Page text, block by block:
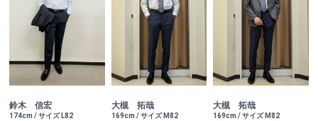
鈴木 信宏
174cm / サイズ L82
大槻 拓哉
169cm / サイズ M82
大槻 拓哉
169cm / サイズ M82